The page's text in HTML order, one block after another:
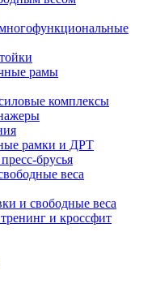
рамы
комплексы
рамки и ДРТ
брусья
веса
и свободные веса
и кроссфит